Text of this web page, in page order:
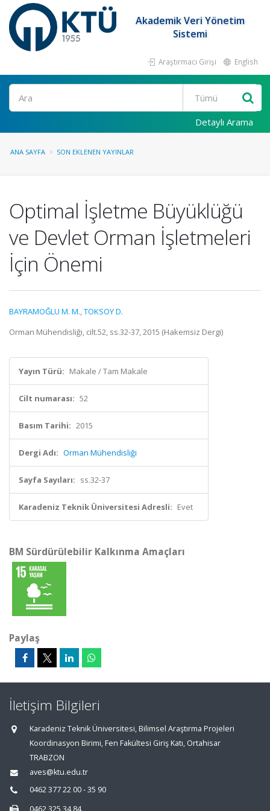
Akademik Veri Yönetim
Sistemi
Araştırmacı Girişi English
Ara
Detaylı Arama
ANA SAYFA SON EKLENEN YAYINLAR
Optimal İşletme Büyüklüğü
ve Devlet Orman İşletmeleri
İçin Önemi
BAYRAMOĞLU M. M.,TOKSOY D.
Orman Mühendisliği, cilt.52, ss.32-37, 2015 (Hakemsiz Dergi)
Yayın Türü: Makale / Tam Makale
Cilt numarası: 52
Basım Tarihi: 2015
Dergi Adı: Orman Mühendisliği
Sayfa Sayıları: ss.32-37
Karadeniz Teknik Üniversitesi Adresli: Evet
BM Sürdürülebilir Kalkınma Amaçları
Paylaş
İletişim Bilgileri
Karadeniz Teknik Üniversitesi, Bilimsel Araştırma Projeleri
Koordinasyon Birimi, Fen Fakültesi Giriş Katı, Ortahisar
TRABZON
aves@ktu.edu.tr
0462 377 22 00 - 35 90
0462 325 34 84